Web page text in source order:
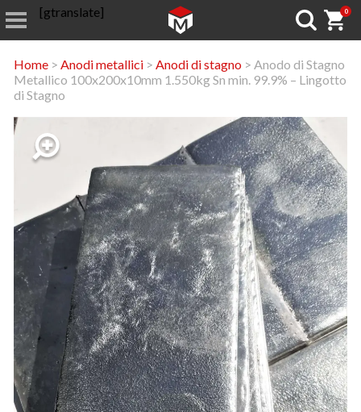
[gtranslate] 0
Home > Anodi metallici > Anodi di stagno > Anodo di Stagno
Metallico 100x200x10mm 1.550kg Sn min. 99.9% – Lingotto
di Stagno